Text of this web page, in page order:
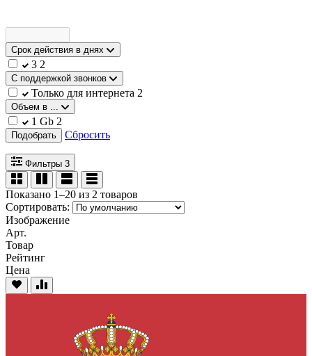
Срок действия в днях
3 2
С поддержкой звонков
Только для интернета 2
Объем в ...
1 Gb 2
Подобрать Сбросить
Фильтры 3
Показано 1–20 из 2 товаров
Сортировать:
Изображение
Арт.
Товар
Рейтинг
Цена